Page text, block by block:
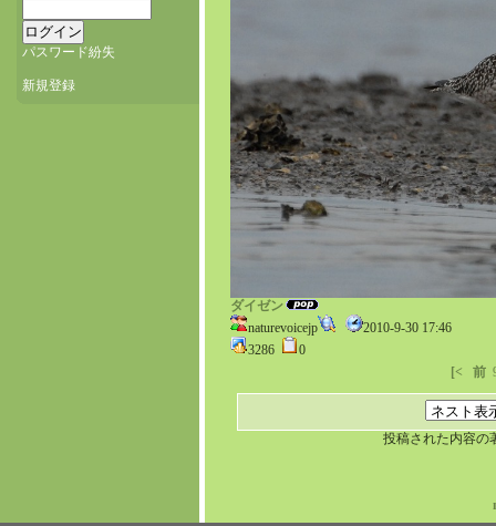
パスワード紛失
新規登録
ダイゼン
naturevoicejp
2010-9-30 17:46
3286
0
[<
前
投稿された内容の